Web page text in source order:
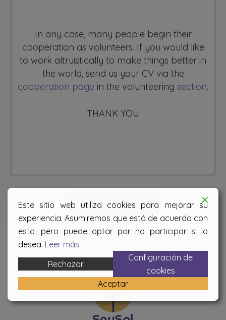
In any case, many people begin their
cooperation as volunteers. If you would like
to work altruistically to make things better in
the world, send us your CV via the
cooperation page in the volunteering section.
THANK YOU
Go Back
Este sitio web utiliza cookies para mejorar su
experiencia. Asumiremos que está de acuerdo con
esto, pero puede optar por no participar si lo
desea. Leer más
Rechazar
Configuración de
cookies
Aceptar